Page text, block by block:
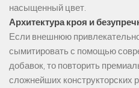
насыщенный цвет.
Архитектура кроя и
Если внешнюю
сымитировать с помощью
добавок, то повторить
сложнейших конструкторских